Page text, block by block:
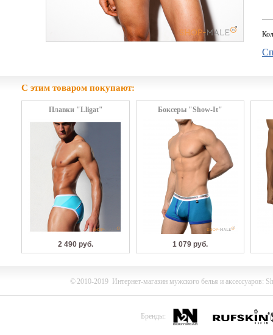
С этим товаром покупают:
Плавки "Lligat"
2 490 руб.
Боксеры "Show-It"
1 079 руб.
©2010-2019 Интернет-магазин мужского белья и аксессуаров:
Бренды: